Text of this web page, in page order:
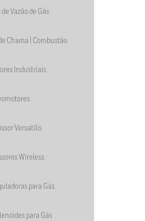
Vazão de Gás
Chama | Combustão
Industriais
Versatilis
Wireless
para Gás
para Gás